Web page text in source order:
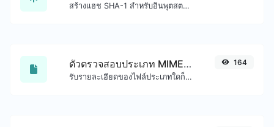
สร้างแฮช SHA-1 สำหรับอินพุตสตริงใดๆ
ตัวตรวจสอบประเภท MIME ของไฟล์
รับรายละเอียดของไฟล์ประเภทใดก็ได้ เช่น ประเภท MIME หรือวันที่แก้ไขล่าสุด
164